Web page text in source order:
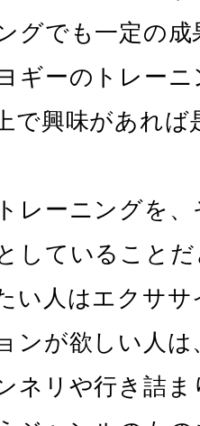
グでも一定の
ギーのトレー
で興味があれ
レーニングを
していること
い人はエクサ
ンが欲しい人は
ネリや行き詰